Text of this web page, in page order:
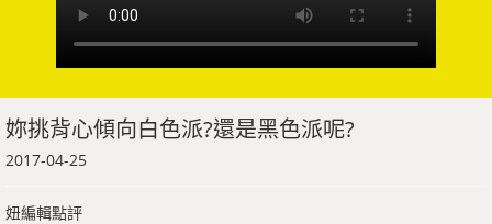
妳挑背心傾向白色派?還是黑色派呢?
2017-04-25
妞編輯點評